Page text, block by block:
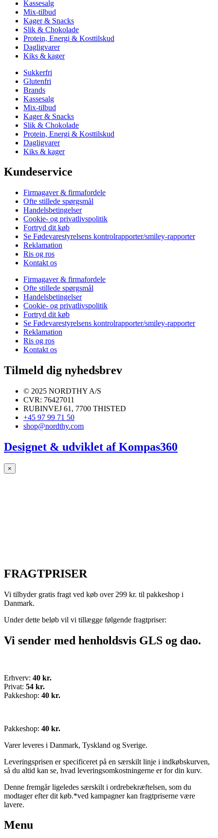
Kassesalg
Mix-tilbud
Kager & Snacks
Slik & Chokolade
Protein, Energi & Kosttilskud
Dagligvarer
Kiks & kager
Sukkerfri
Glutenfri
Brands
Kassesalg
Mix-tilbud
Kager & Snacks
Slik & Chokolade
Protein, Energi & Kosttilskud
Dagligvarer
Kiks & kager
Kundeservice
Firmagaver & firmafordele
Ofte stillede spørgsmål
Handelsbetingelser
Cookie- og privatlivspolitik
Fortryd dit køb
Se Fødevarestyrelsens kontrolrapporter/smiley-rapporter
Reklamation
Ris og ros
Kontakt os
Firmagaver & firmafordele
Ofte stillede spørgsmål
Handelsbetingelser
Cookie- og privatlivspolitik
Fortryd dit køb
Se Fødevarestyrelsens kontrolrapporter/smiley-rapporter
Reklamation
Ris og ros
Kontakt os
Tilmeld dig nyhedsbrev
© 2025 NORDTHY A/S
CVR: 76427011
RUBINVEJ 61, 7700 THISTED
+45 97 99 71 50
shop@nordthy.com
Designet & udviklet afKompas360
×
FRAGTPRISER
Vi tilbyder gratis fragt ved køb over 299 kr. til pakkeshop i
Danmark.
Under dette beløb vil vi tillægge følgende fragtpriser:
Vi sender med henholdsvis GLS og dao.
Erhverv: 40 kr.
Privat: 54 kr.
Pakkeshop: 40 kr.
Pakkeshop: 40 kr.
Varer leveres i Danmark, Tyskland og Sverige.
Leveringsprisen er specificeret på en særskilt linje i indkøbskurven,
så du altid kan se, hvad leveringsomkostningerne er for din kurv.
Denne fremgår ligeledes særskilt i ordrebekræftelsen, som du
modtager efter dit køb.*ved kampagner kan fragtpriserne være
lavere.
Menu